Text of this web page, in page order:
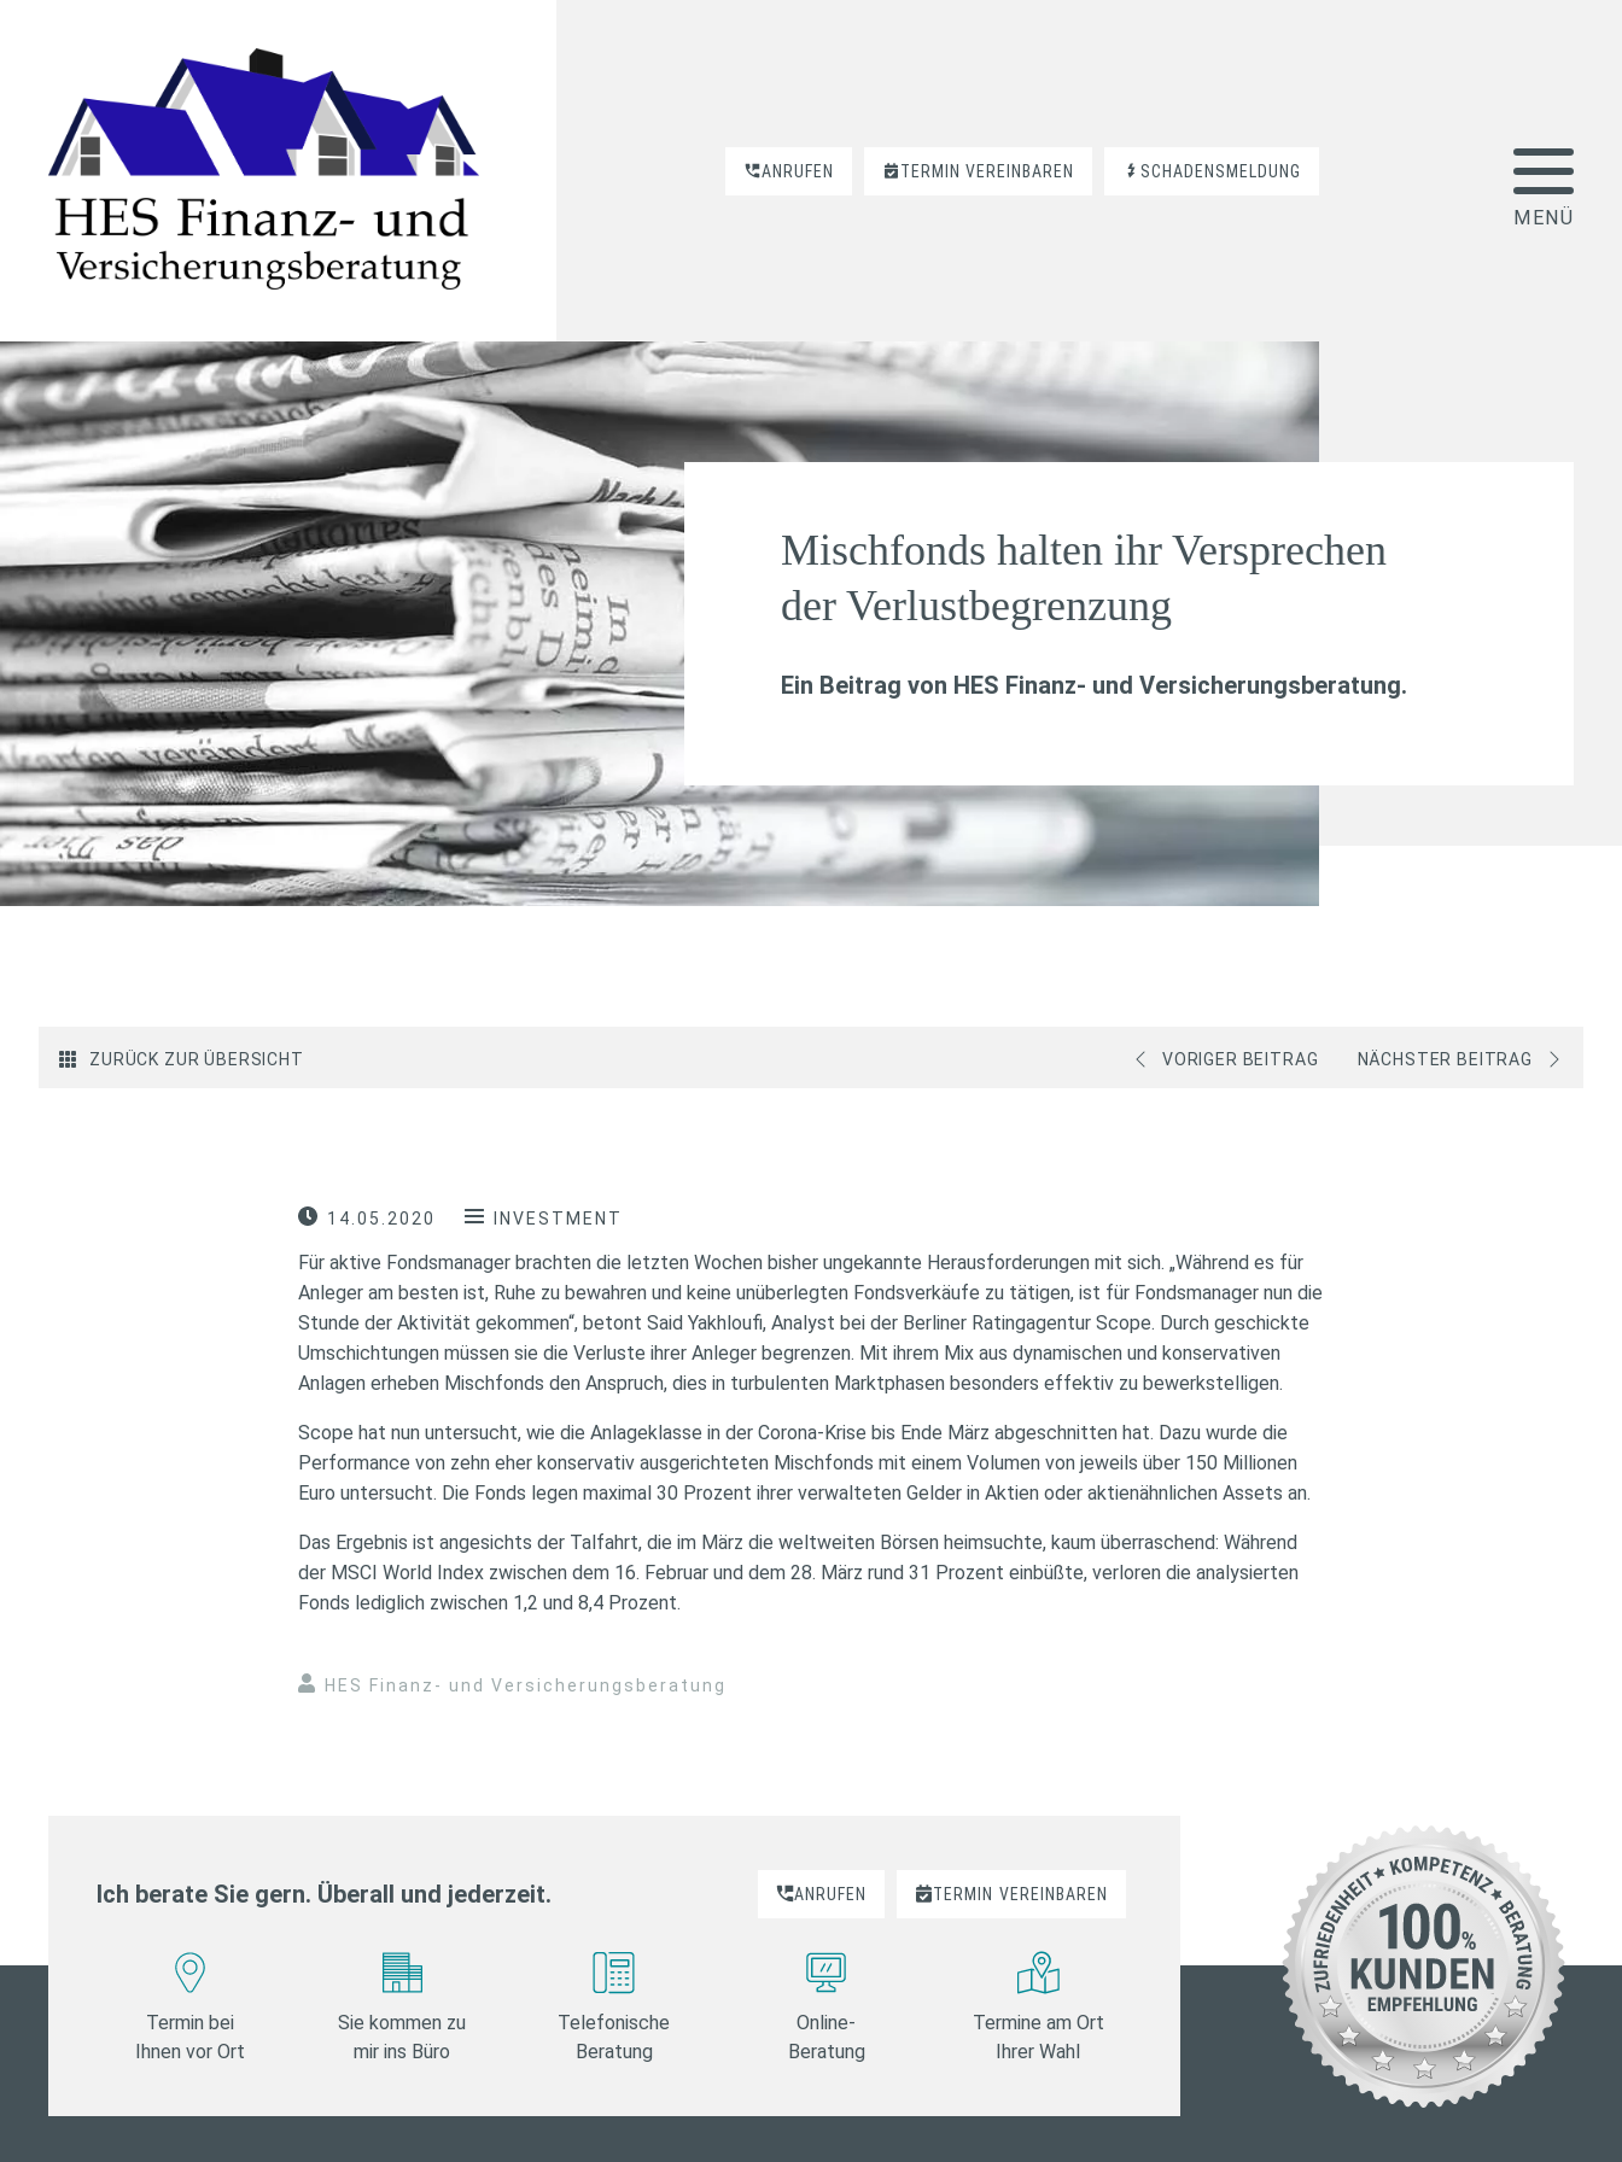
ANRUFEN TERMIN VEREINBAREN SCHADENSMELDUNG
Mischfonds halten ihr Versprechen
der Verlustbegrenzung
Ein Beitrag von HES Finanz- und Versicherungsberatung.
ZURÜCK ZUR ÜBERSICHT VORIGER BEITRAG NÄCHSTER BEITRAG
14.05.2020 INVESTMENT
Für aktive Fondsmanager brachten die letzten Wochen bisher ungekannte Herausforderungen mit sich. „Während es für
Anleger am besten ist, Ruhe zu bewahren und keine unüberlegten Fondsverkäufe zu tätigen, ist für Fondsmanager nun die
Stunde der Aktivität gekommen“, betont Said Yakhloufi, Analyst bei der Berliner Ratingagentur Scope. Durch geschickte
Umschichtungen müssen sie die Verluste ihrer Anleger begrenzen. Mit ihrem Mix aus dynamischen und konservativen
Anlagen erheben Mischfonds den Anspruch, dies in turbulenten Marktphasen besonders effektiv zu bewerkstelligen.
Scope hat nun untersucht, wie die Anlageklasse in der Corona-Krise bis Ende März abgeschnitten hat. Dazu wurde die
Performance von zehn eher konservativ ausgerichteten Mischfonds mit einem Volumen von jeweils über 150 Millionen
Euro untersucht. Die Fonds legen maximal 30 Prozent ihrer verwalteten Gelder in Aktien oder aktienähnlichen Assets an.
Das Ergebnis ist angesichts der Talfahrt, die im März die weltweiten Börsen heimsuchte, kaum überraschend: Während
der MSCI World Index zwischen dem 16. Februar und dem 28. März rund 31 Prozent einbüßte, verloren die analysierten
Fonds lediglich zwischen 1,2 und 8,4 Prozent.
HES Finanz- und Versicherungsberatung
Ich berate Sie gern. Überall und jederzeit. ANRUFEN TERMIN VEREINBAREN
Termin bei
Ihnen vor Ort
Sie kommen zu
mir ins Büro
Telefonische
Beratung
Online-
Beratung
Termine am Ort
Ihrer Wahl